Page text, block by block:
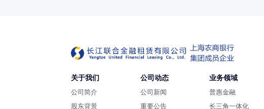
关于我们
公司简介
股东背景
公司动态
公司新闻
重要公告
业务领域
普惠金融
长三角一体化